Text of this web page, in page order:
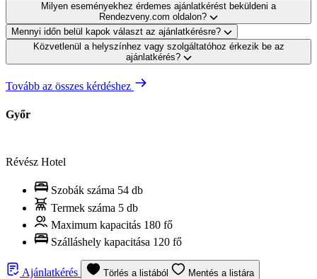
Milyen eseményekhez érdemes ajánlatkérést beküldeni a
Rendezveny.com oldalon?
Mennyi időn belül kapok választ az ajánlatkérésre?
Közvetlenül a helyszínhez vagy szolgáltatóhoz érkezik be az
ajánlatkérés?
Tovább az összes kérdéshez
Győr
Révész Hotel
Szobák száma 54 db
Termek száma 5 db
Maximum kapacitás 180 fő
Szálláshely kapacitása 120 fő
Ajánlatkérés Törlés a listából Mentés a listára